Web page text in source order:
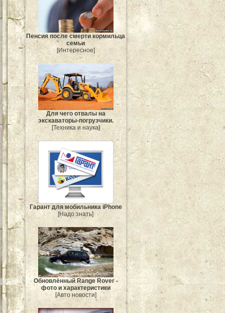
Пенсия после смерти кормильца
семьи
[Интересное]
Для чего отвалы на
экскаваторы-погрузчики.
[Техника и наука]
Гарант для мобильника iPhone
[Надо знать]
Обновлённый Range Rover -
фото и характеристики
[Авто новости]